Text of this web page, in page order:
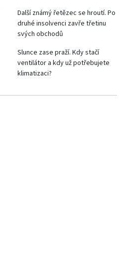
Další známý řetězec se hroutí. Po
druhé insolvenci zavře třetinu
svých obchodů
Slunce zase praží. Kdy stačí
ventilátor a kdy už potřebujete
klimatizaci?